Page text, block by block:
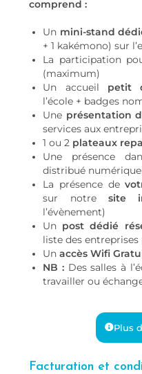
comprend :
Un mini-stand
+ 1 kakémono) sur
La participation
(maximum)
Un accueil petit
l’école + badges
Une présentation
services aux
1 ou 2 plateaux
Une présence
distribué
La présence de
sur notresite
l’évènement)
Un post dédié
liste des
Unaccès Wifi
NB : Des salles à
travailler ou
Plus
Facturation et